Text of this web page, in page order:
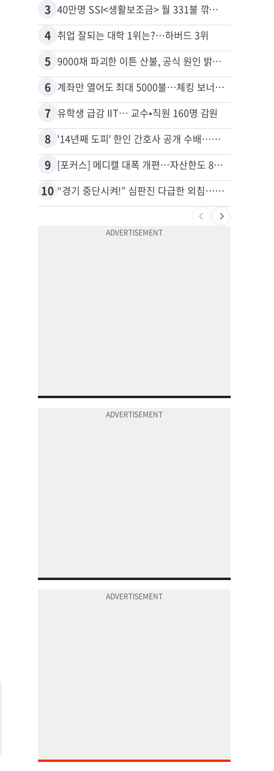
3 40만명 SSI<생활보조금> 월 331불 깎이나
4 취업 잘되는 대학 1위는?…하버드 3위
5 9000채 파괴한 이튼 산불, 공식 원인 밝혀졌다
6 계좌만 열어도 최대 5000불…체킹 보너스 무한 경쟁
7 유학생 급감 IIT… 교수•직원 160명 감원
8 '14년째 도피' 한인 간호사 공개 수배…메디케어 사기 유죄
9 [포커스] 메디캘 대폭 개편…자산한도 84% 축소
10 “경기 중단시켜!” 심판진 다급한 외침…폭염에 야구팬 쓰러졌다